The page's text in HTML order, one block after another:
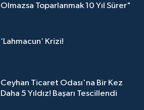
Olmazsa Toparlanmak 10 Yıl Sürer"
‘Lahmacun’ Krizi!
Ceyhan Ticaret Odası'na Bir Kez
Daha 5 Yıldız! Başarı Tescillendi